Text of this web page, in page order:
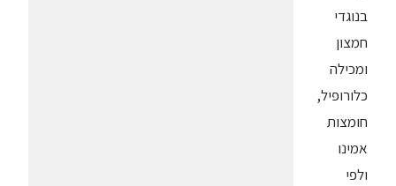
בנוגדי
חמצון
ומכילה
כלורופיל,
חומצות
אמינו
ולפי